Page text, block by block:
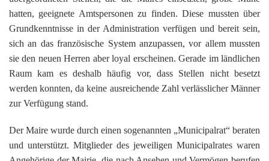
hatten, geeignete Amtspersonen zu finden. Diese mussten über
Grundkenntnisse in der Administration verfügen und bereit sein,
sich an das französische System anzupassen, vor allem mussten
sie den neuen Herren aber loyal erscheinen. Gerade im ländlichen
Raum kam es deshalb häufig vor, dass Stellen nicht besetzt
werden konnten, da keine ausreichende Zahl verlässlicher Männer
zur Verfügung stand.
Der Maire wurde durch einen sogenannten „Municipalrat“ beraten
und unterstützt. Mitglieder des jeweiligen Municipalrates waren